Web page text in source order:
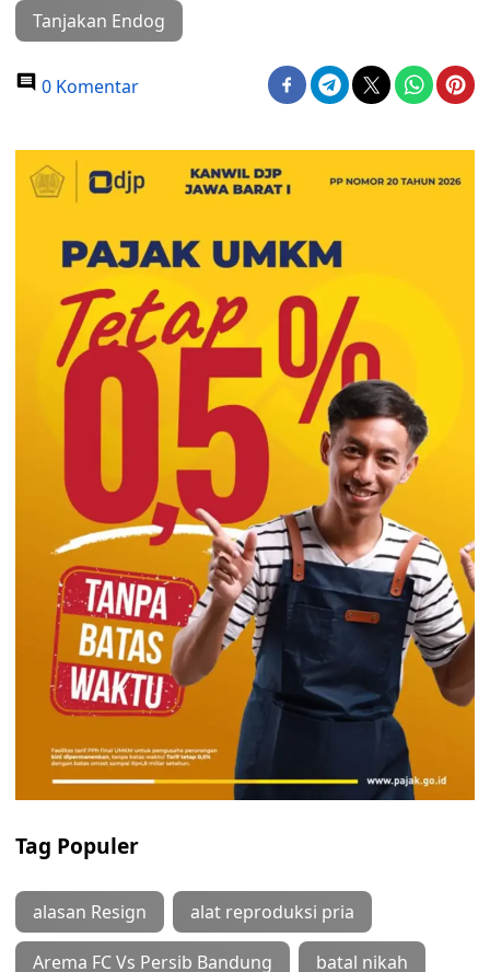
Tanjakan Endog
0 Komentar
Tag Populer
alasan Resign alat reproduksi pria
Arema FC Vs Persib Bandung batal nikah